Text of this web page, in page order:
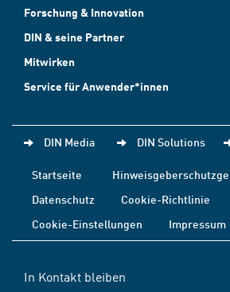
Forschung & Innovation
DIN & seine Partner
Mitwirken
Service für Anwender*innen
DIN Media DIN Solutions
Startseite
Datenschutz
Cookie-Richtlinie
Cookie-Einstellungen
Impressum
In Kontakt bleiben